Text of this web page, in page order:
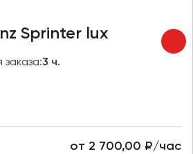
Sprinter lux
3 ч.
от 2 700,00 ₽/час